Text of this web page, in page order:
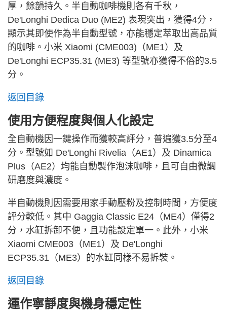
厚，餘韻持久。半自動咖啡機則各有千秋，
De'Longhi Dedica Duo (ME2) 表現突出，獲得4分，
顯示其即使作為半自動型號，亦能穩定萃取出高品質
的咖啡。小米 Xiaomi (CME003)（ME1）及
De'Longhi ECP35.31 (ME3) 等型號亦獲得不俗的3.5
分。
返回目錄
使用方便程度與個人化設定
全自動機因一鍵操作而獲較高評分，普遍獲3.5分至4
分。型號如 De'Longhi Rivelia（AE1）及 Dinamica
Plus（AE2）均能自動製作泡沫咖啡，且可自由微調
研磨度與濃度。
半自動機則因需要用家手動壓粉及控制時間，方便度
評分較低。其中 Gaggia Classic E24（ME4）僅得2
分，水缸拆卸不便，且功能設定單一。此外，小米
Xiaomi CME003（ME1）及 De'Longhi
ECP35.31（ME3）的水缸同樣不易拆裝。
返回目錄
運作寧靜度與機身穩定性